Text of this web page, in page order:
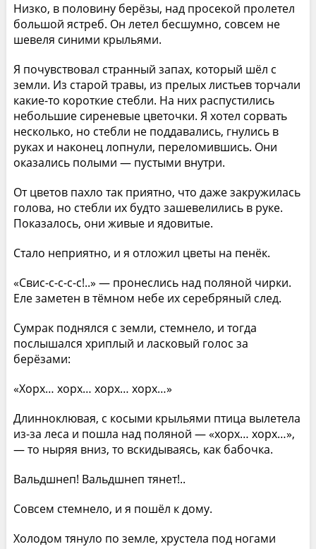
Низко, в половину берёзы, над просекой пролетел
большой ястреб. Он летел бесшумно, совсем не
шевеля синими крыльями.
Я почувствовал странный запах, который шёл с
земли. Из старой травы, из прелых листьев торчали
какие-то короткие стебли. На них распустились
небольшие сиреневые цветочки. Я хотел сорвать
несколько, но стебли не поддавались, гнулись в
руках и наконец лопнули, переломившись. Они
оказались полыми — пустыми внутри.
От цветов пахло так приятно, что даже закружилась
голова, но стебли их будто зашевелились в руке.
Показалось, они живые и ядовитые.
Стало неприятно, и я отложил цветы на пенёк.
«Свис-с-с-с-с!..» — пронеслись над поляной чирки.
Еле заметен в тёмном небе их серебряный след.
Сумрак поднялся с земли, стемнело, и тогда
послышался хриплый и ласковый голос за
берёзами:
«Хорх… хорх… хорх… хорх…»
Длинноклювая, с косыми крыльями птица вылетела
из-за леса и пошла над поляной — «хорх… хорх…»,
— то ныряя вниз, то вскидываясь, как бабочка.
Вальдшнеп! Вальдшнеп тянет!..
Совсем стемнело, и я пошёл к дому.
Холодом тянуло по земле, хрустела под ногами